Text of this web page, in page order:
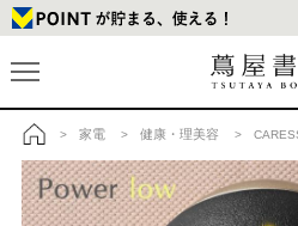
トップ
> 家電 > 健康・理美容 >